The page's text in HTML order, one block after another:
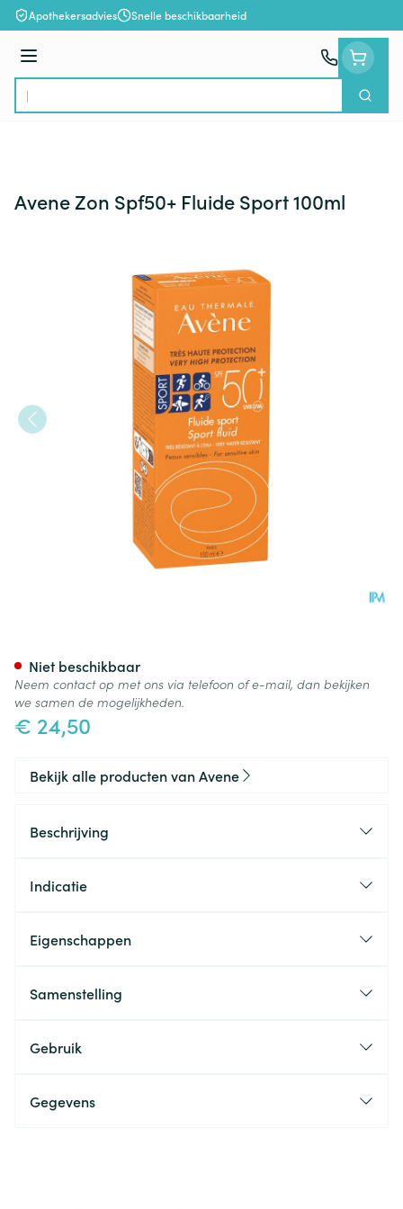
Ga naar de inhoud
Apothekersadvies Snelle beschikbaarheid
Menu
Product, merk, categorie...
Zoek
Avene Zon Spf50+ Fluide Sport 100ml
€ 24,50
Niet beschikbaar
Neem contact op met ons via telefoon of e-mail, dan bekijken
we samen de mogelijkheden.
Bekijk alle producten van Avene
Beschrijving
Indicatie
Eigenschappen
Samenstelling
Gebruik
Gegevens